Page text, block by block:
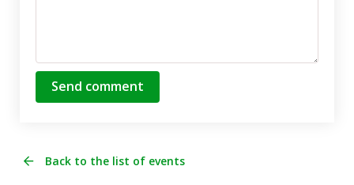
Send comment
Back to the list of events